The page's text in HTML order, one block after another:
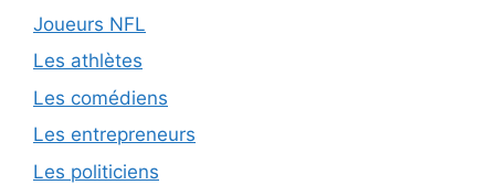
Joueurs NFL
Les athlètes
Les comédiens
Les entrepreneurs
Les politiciens